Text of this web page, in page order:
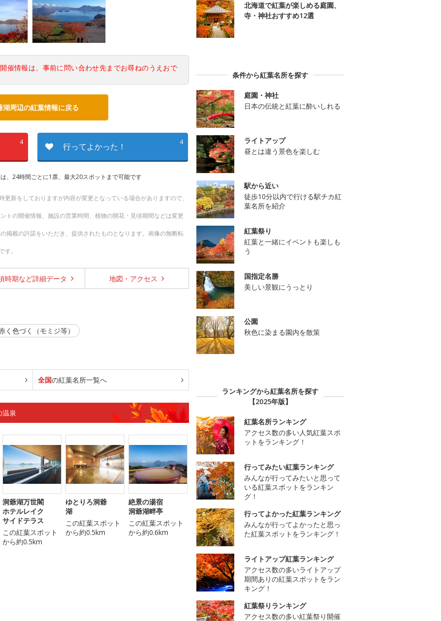
催情報は、事前に問い合わせ先までお尋ねのうえおで
湖周辺の紅葉情報に戻る
4 4
行ってよかった！
、24時間ごとに1票、最大20スポットまで可能です
新をしておりますが内容が変更となっている場合がありますので、
トの開催情報、施設の営業時間、植物の開花・見頃期間などは変更
掲載の許諾をいただき、提供されたものとなります。画像の無断転
。
時期など詳細データ 地図・ アクセス
く色づく（モミジ等）
全国の紅葉名所一覧へ
温泉
洞爺湖万世閣
ホテルレイク
サイドテラス
この紅葉スポット
から約0.5km
ゆとりろ洞爺
湖
この紅葉スポット
から約0.5km
絶景の湯宿
洞爺湖畔亭
この紅葉スポット
から約0.6km
北海道で紅葉が楽しめる庭園、
寺・神社おすすめ12選
条件から紅葉名所を探す
庭園・神社
日本の伝統と紅葉に酔いしれる
ライトアップ
昼とは違う景色を楽しむ
駅から近い
徒歩10分以内で行ける駅チカ紅
葉名所を紹介
紅葉祭り
紅葉と一緒にイベントも楽しも
う
国指定名勝
美しい景観にうっとり
公園
秋色に染まる園内を散策
ランキングから紅葉名所を探す
【2025年版】
紅葉名所ランキング
アクセス数の多い人気紅葉スポ
ットをランキング！
行ってみたい紅葉ランキング
みんなが行ってみたいと思って
いる紅葉スポットをランキン
グ！
行ってよかった紅葉ランキング
みんなが行ってよかったと思っ
た紅葉スポットをランキング！
ライトアップ紅葉ランキング
アクセス数の多いライトアップ
期間ありの紅葉スポットをラン
キング！
紅葉祭りランキング
アクセス数の多い紅葉祭り開催